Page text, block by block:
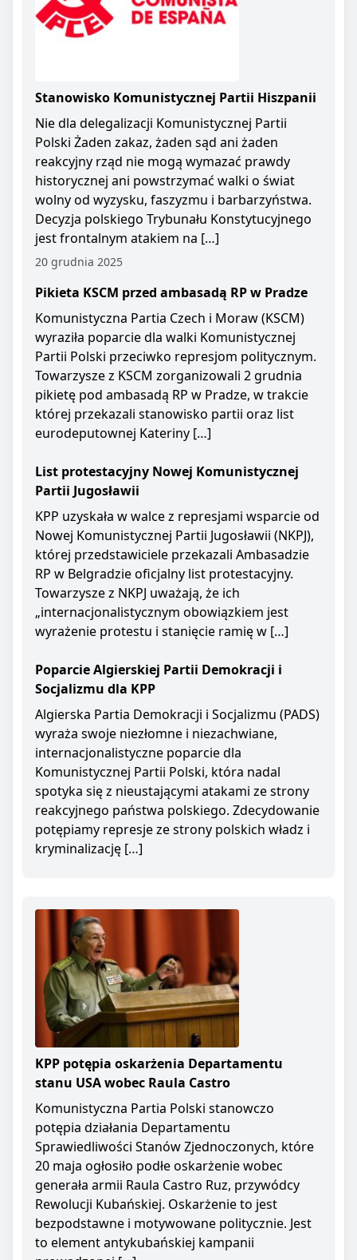
Stanowisko Komunistycznej Partii Hiszpanii
Nie dla delegalizacji Komunistycznej Partii
Polski Żaden zakaz, żaden sąd ani żaden
reakcyjny rząd nie mogą wymazać prawdy
historycznej ani powstrzymać walki o świat
wolny od wyzysku, faszyzmu i barbarzyństwa.
Decyzja polskiego Trybunału Konstytucyjnego
jest frontalnym atakiem na […]
20 grudnia 2025
Pikieta KSCM przed ambasadą RP w Pradze
Komunistyczna Partia Czech i Moraw (KSCM)
wyraziła poparcie dla walki Komunistycznej
Partii Polski przeciwko represjom politycznym.
Towarzysze z KSCM zorganizowali 2 grudnia
pikietę pod ambasadą RP w Pradze, w trakcie
której przekazali stanowisko partii oraz list
eurodeputownej Kateriny […]
List protestacyjny Nowej Komunistycznej
Partii Jugosławii
KPP uzyskała w walce z represjami wsparcie od
Nowej Komunistycznej Partii Jugosławii (NKPJ),
której przedstawiciele przekazali Ambasadzie
RP w Belgradzie oficjalny list protestacyjny.
Towarzysze z NKPJ uważają, że ich
„internacjonalistycznym obowiązkiem jest
wyrażenie protestu i stanięcie ramię w […]
Poparcie Algierskiej Partii Demokracji i
Socjalizmu dla KPP
Algierska Partia Demokracji i Socjalizmu (PADS)
wyraża swoje niezłomne i niezachwiane,
internacjonalistyczne poparcie dla
Komunistycznej Partii Polski, która nadal
spotyka się z nieustającymi atakami ze strony
reakcyjnego państwa polskiego. Zdecydowanie
potępiamy represje ze strony polskich władz i
kryminalizację […]
KPP potępia oskarżenia Departamentu
stanu USA wobec Raula Castro
Komunistyczna Partia Polski stanowczo
potępia działania Departamentu
Sprawiedliwości Stanów Zjednoczonych, które
20 maja ogłosiło podłe oskarżenie wobec
generała armii Raula Castro Ruz, przywódcy
Rewolucji Kubańskiej. Oskarżenie to jest
bezpodstawne i motywowane politycznie. Jest
to element antykubańskiej kampanii